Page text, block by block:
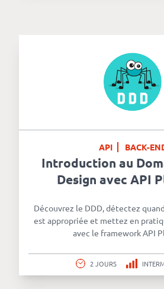
API BACK-
Introduction au
Design avec API
Découvrez le DDD, détectez
est appropriée et mettez en
avec le framework API
2 JOURS